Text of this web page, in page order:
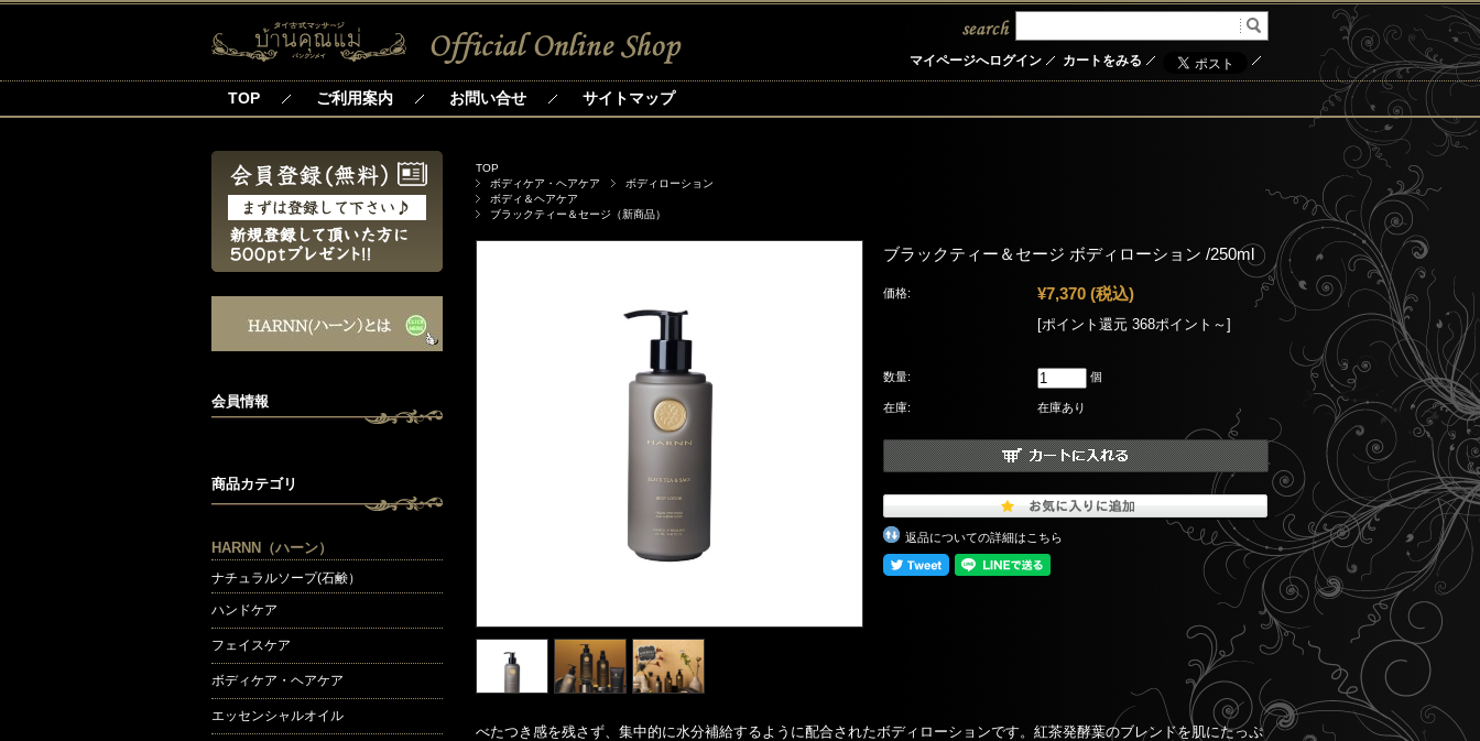
マイページへログイン カートをみる
TOP ご利用案内 お問い合せ サイトマップ
TOP
ボディケア・ヘアケア
ボディローション
ボディ＆ヘアケア
ブラックティー＆セージ（新商品）
ブラックティー＆セージ ボディローション /250ml
価格: ¥7,370 (税込)
[ポイント還元 368ポイント～]
数量: 個
在庫: 在庫あり
返品についての詳細はこちら
べたつき感を残さず、集中的に水分補給するように配合されたボディローションです。紅茶発酵葉のブレンドを肌にたっぷ
会員情報
商品カテゴリ
HARNN（ハーン）
ナチュラルソープ(石鹸）
ハンドケア
フェイスケア
ボディケア・ヘアケア
エッセンシャルオイル